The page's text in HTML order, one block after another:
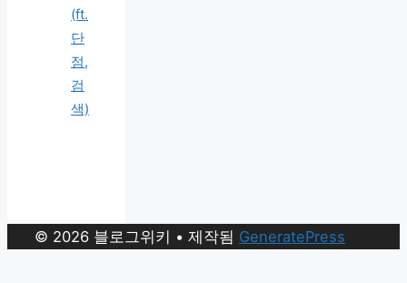
(ft.
단
점,
검
색)
© 2026 블로그위키 • 제작됨 GeneratePress